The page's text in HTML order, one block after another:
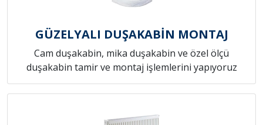
GÜZELYALI DUŞAKABİN MONTAJ
Cam duşakabin, mika duşakabin ve özel ölçü
duşakabin tamir ve montaj işlemlerini yapıyoruz